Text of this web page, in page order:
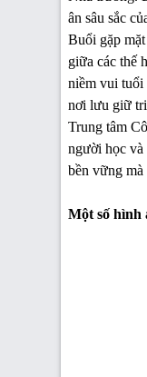
ân sâu sắc
Buổi gặp
giữa các thế
niềm vui tuổi
nơi lưu giữ
Trung tâm
người học và
bền vững
Một số hình